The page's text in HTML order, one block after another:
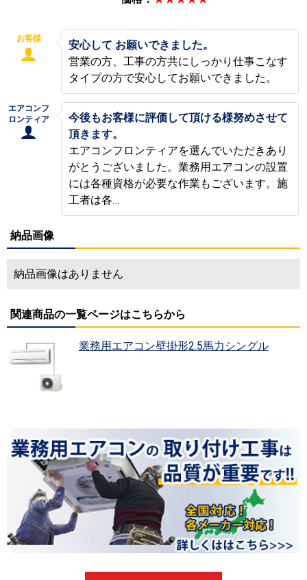
お客様
安心して お願いできました。
営業の方、工事の方共にしっかり仕事こなす
タイプの方で安心してお願いできました。
エアコンフ
ロンティア
今後もお客様に評価して頂ける様努めさせて
頂きます。
エアコンフロンティアを選んでいただきあり
がとうございました。業務用エアコンの設置
には各種資格が必要な作業もございます。施
工者は各…
納品画像
納品画像はありません
関連商品の一覧ページはこちらから
業務用エアコン壁掛形2.5馬力シングル